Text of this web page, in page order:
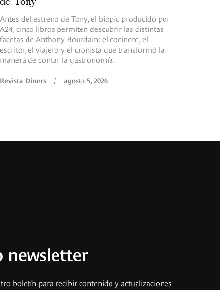
Antes del estreno de Tony, el biopic producido por
A24, cinco libros permiten descubrir las distintas
facetas de Anthony Bourdain: el cocinero, el
escritor, el viajero y el cronista que transformó la
manera de contar la gastronomía.
Revista Diners / agosto 5, 2026
newsletter
boletín para recibir contenido y actualizaciones